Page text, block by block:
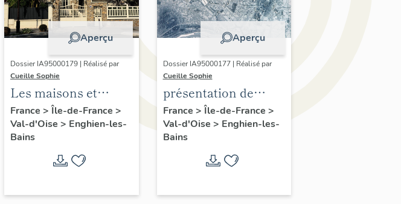
Aperçu
Dossier IA95000179 | Réalisé par
Cueille Sophie
Les maisons et
immeubles
d'Enghien-les-Bains
France > Île-de-France >
Val-d'Oise > Enghien-les-
Bains
Aperçu
Dossier IA95000177 | Réalisé par
Cueille Sophie
présentation de
l'étude du
patrimoine
d'Enghien-Les-Bains
France > Île-de-France >
Val-d'Oise > Enghien-les-
Bains